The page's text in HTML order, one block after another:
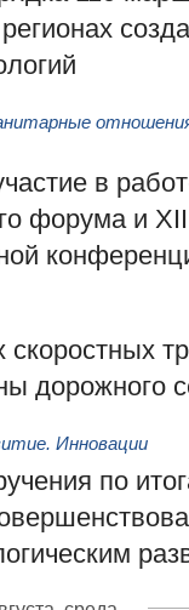
в
форума и
дорожного
Инновации
по